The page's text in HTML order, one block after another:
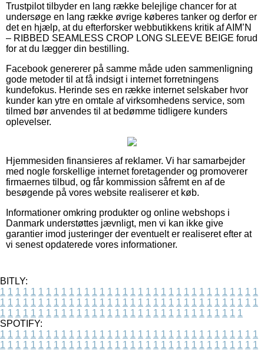
Trustpilot tilbyder en lang række belejlige chancer for at
undersøge en lang række øvrige køberes tanker og derfor er
det en hjælp, at du efterforsker webbutikkens kritik af AIM’N
– RIBBED SEAMLESS CROP LONG SLEEVE BEIGE forud
for at du lægger din bestilling.
Facebook genererer på samme måde uden sammenligning
gode metoder til at få indsigt i internet forretningens
kundefokus. Herinde ses en række internet selskaber hvor
kunder kan ytre en omtale af virksomhedens service, som
tilmed bør anvendes til at bedømme tidligere kunders
oplevelser.
Hjemmesiden finansieres af reklamer. Vi har samarbejder
med nogle forskellige internet foretagender og promoverer
firmaernes tilbud, og får kommission såfremt en af de
besøgende på vores website realiserer et køb.
Informationer omkring produkter og online webshops i
Danmark understøttes jævnligt, men vi kan ikke give
garantier imod justeringer der eventuelt er realiseret efter at
vi senest opdaterede vores informationer.
BITLY:
1 1 1 1 1 1 1 1 1 1 1 1 1 1 1 1 1 1 1 1 1 1 1 1 1 1 1 1 1 1 1 1 1 1
1 1 1 1 1 1 1 1 1 1 1 1 1 1 1 1 1 1 1 1 1 1 1 1 1 1 1 1 1 1 1 1 1 1
1 1 1 1 1 1 1 1 1 1 1 1 1 1 1 1 1 1 1 1 1 1 1 1 1 1 1 1 1 1 1 1
SPOTIFY:
1 1 1 1 1 1 1 1 1 1 1 1 1 1 1 1 1 1 1 1 1 1 1 1 1 1 1 1 1 1 1 1 1 1
1 1 1 1 1 1 1 1 1 1 1 1 1 1 1 1 1 1 1 1 1 1 1 1 1 1 1 1 1 1 1 1 1 1